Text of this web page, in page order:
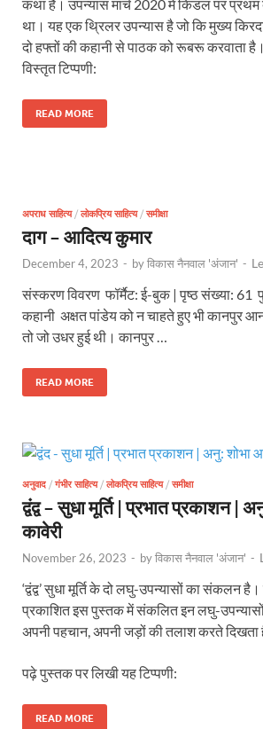
कथा है। उपन्यास मार्च 2020 में किंडल पर प्रथम
था। यह एक थ्रिलर उपन्यास है जो कि मुख्य
दो हफ्तों की कहानी से पाठक को रूबरू करवाता
विस्तृत टिप्पणी:
READ MORE
अपराध साहित्य/ लोकप्रिय साहित्य/ समीक्षा
दाग – आदित्य कुमार
December 4, 2023 - byविकास नैनवाल 'अंजान' -
संस्करण विवरण फॉर्मैट: ई-बुक | पृष्ठ संख्या:
कहानी अक्षत पांडेय को न चाहते हुए भी कानपुर
तो जो उधर हुई थी। कानपुर …
READ MORE
अनुवाद / गंभीर साहित्य/ लोकप्रिय साहित्य/ समीक्षा
द्वंद्व – सुधा मूर्ति | प्रभात प्रकाशन |
कावेरी
November 26, 2023 - byविकास नैनवाल 'अंजान' -
‘द्वंद्व’ सुधा मूर्ति के दो लघु-उपन्यासों का संकलन है।
प्रकाशित इस पुस्तक में संकलित इन लघु-उपन्यासों
अपनी पहचान, अपनी जड़ों की तलाश करते दिखता
पढ़े पुस्तक पर लिखी यह टिप्पणी:
READ MORE